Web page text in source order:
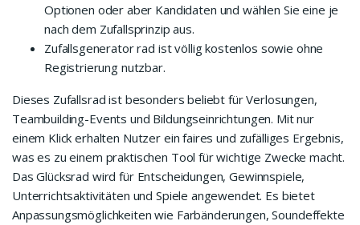
Optionen oder aber Kandidaten und wählen Sie eine je
nach dem Zufallsprinzip aus.
Zufallsgenerator rad ist völlig kostenlos sowie ohne
Registrierung nutzbar.
Dieses Zufallsrad ist besonders beliebt für Verlosungen,
Teambuilding-Events und Bildungseinrichtungen. Mit nur
einem Klick erhalten Nutzer ein faires und zufälliges Ergebnis,
was es zu einem praktischen Tool für wichtige Zwecke macht.
Das Glücksrad wird für Entscheidungen, Gewinnspiele,
Unterrichtsaktivitäten und Spiele angewendet. Es bietet
Anpassungsmöglichkeiten wie Farbänderungen, Soundeffekte